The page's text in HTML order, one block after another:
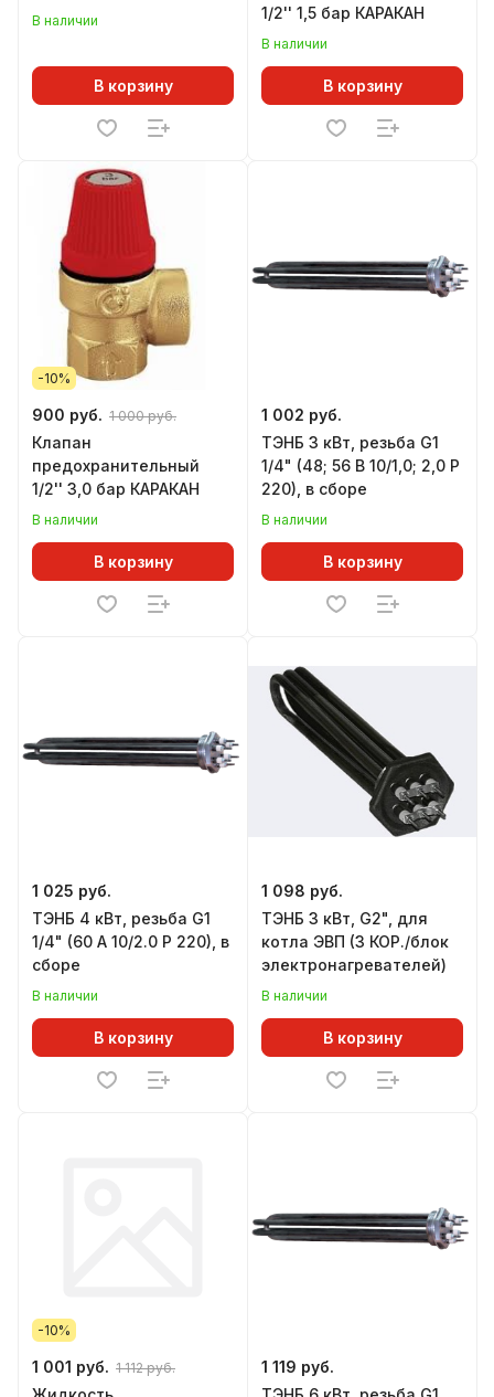
В наличии
В корзину
1/2'' 1,5 бар КАРАКАН
В наличии
В корзину
-10%
900 руб. 1 000 руб.
Клапан
предохранительный
1/2'' 3,0 бар КАРАКАН
В наличии
В корзину
1 002 руб.
ТЭНБ 3 кВт, резьба G1
1/4" (48; 56 В 10/1,0; 2,0 Р
220), в сборе
В наличии
В корзину
1 025 руб.
ТЭНБ 4 кВт, резьба G1
1/4" (60 A 10/2.0 Р 220), в
сборе
В наличии
В корзину
1 098 руб.
ТЭНБ 3 кВт, G2", для
котла ЭВП (3 КОР./блок
электронагревателей)
В наличии
В корзину
-10%
1 001 руб. 1 112 руб.
1 119 руб.